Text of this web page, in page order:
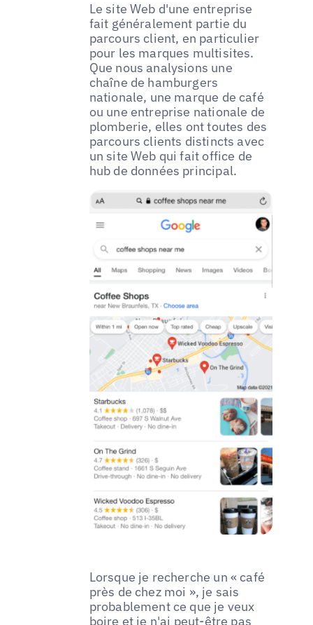
Le site Web d'une entreprise
fait généralement partie du
parcours client, en particulier
pour les marques multisites.
Que nous analysions une
chaîne de hamburgers
nationale, une marque de café
ou une entreprise nationale de
plomberie, elles ont toutes des
parcours clients distincts avec
un site Web qui fait office de
hub de données principal.
Lorsque je recherche un « café
près de chez moi », je sais
probablement ce que je veux
boire et je n'ai peut-être pas